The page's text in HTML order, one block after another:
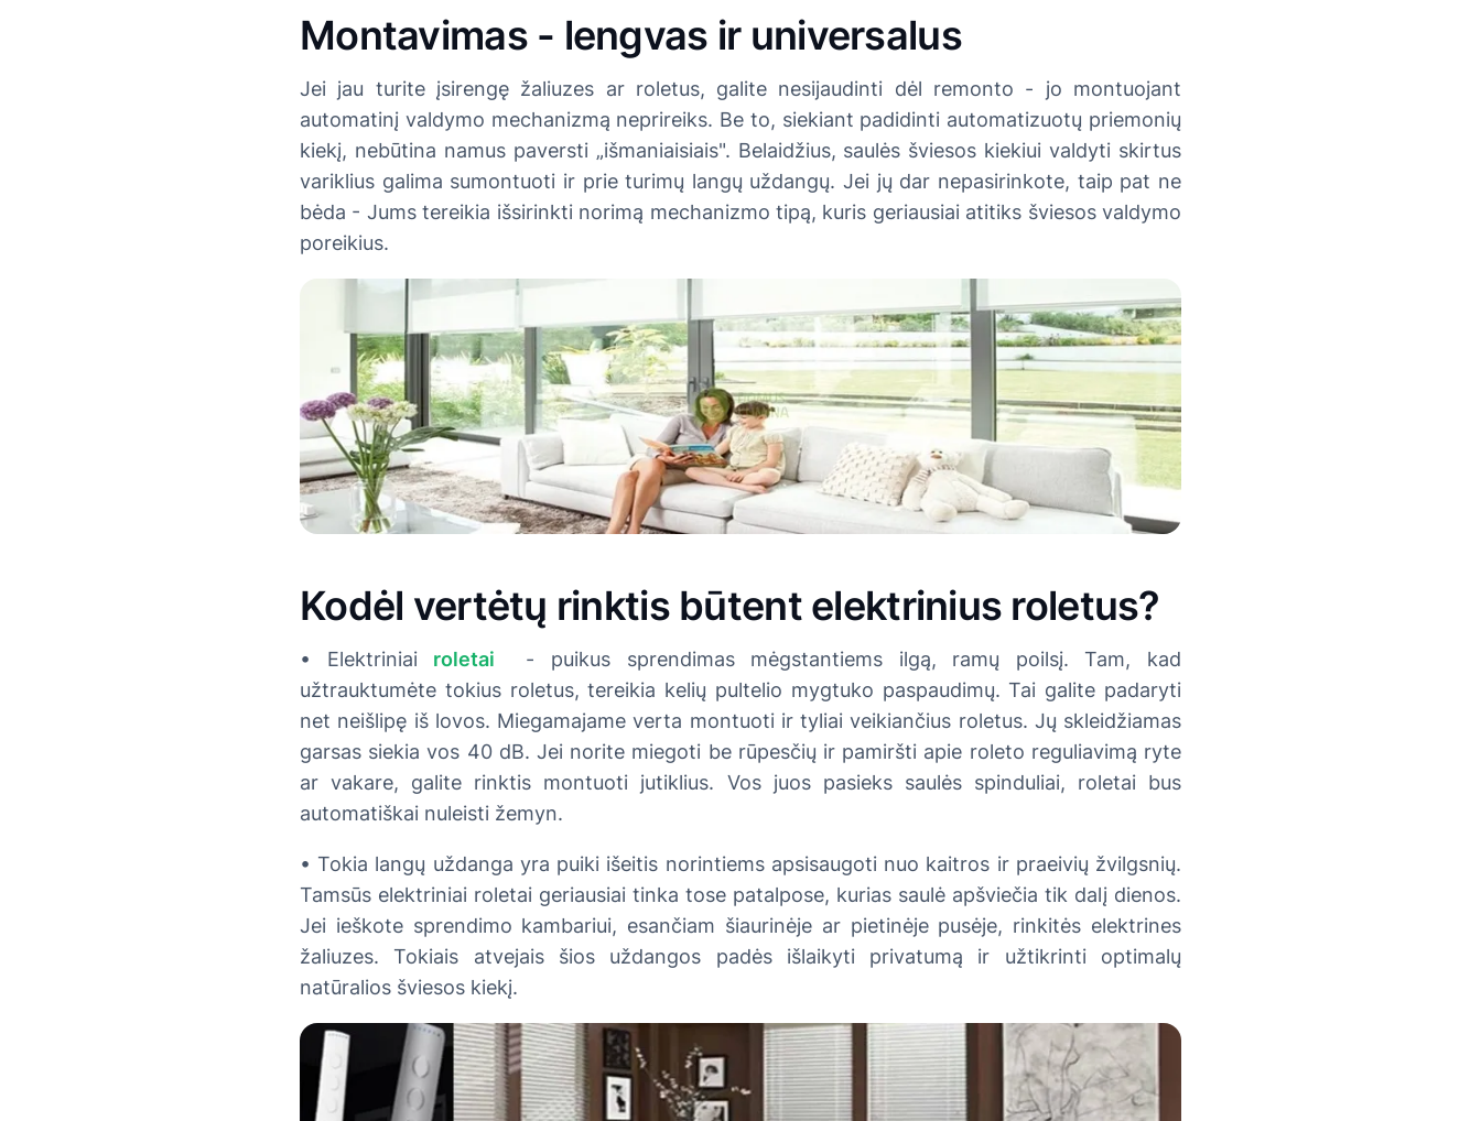
Montavimas - lengvas ir universalus
Jei jau turite įsirengę žaliuzes ar roletus, galite nesijaudinti dėl remonto - jo montuojant
automatinį valdymo mechanizmą neprireiks. Be to, siekiant padidinti automatizuotų priemonių
kiekį, nebūtina namus paversti „išmaniaisiais". Belaidžius, saulės šviesos kiekiui valdyti skirtus
variklius galima sumontuoti ir prie turimų langų uždangų. Jei jų dar nepasirinkote, taip pat ne
bėda - Jums tereikia išsirinkti norimą mechanizmo tipą, kuris geriausiai atitiks šviesos valdymo
poreikius.
Kodėl vertėtų rinktis būtent elektrinius roletus?
• Elektriniai roletai
- puikus sprendimas mėgstantiems ilgą, ramų poilsį. Tam, kad
užtrauktumėte tokius roletus, tereikia kelių pultelio mygtuko paspaudimų. Tai galite padaryti
net neišlipę iš lovos. Miegamajame verta montuoti ir tyliai veikiančius roletus. Jų skleidžiamas
garsas siekia vos 40 dB. Jei norite miegoti be rūpesčių ir pamiršti apie roleto reguliavimą ryte
ar vakare, galite rinktis montuoti jutiklius. Vos juos pasieks saulės spinduliai, roletai bus
automatiškai nuleisti žemyn.
• Tokia langų uždanga yra puiki išeitis norintiems apsisaugoti nuo kaitros ir praeivių žvilgsnių.
Tamsūs elektriniai roletai geriausiai tinka tose patalpose, kurias saulė apšviečia tik dalį dienos.
Jei ieškote sprendimo kambariui, esančiam šiaurinėje ar pietinėje pusėje, rinkitės elektrines
žaliuzes. Tokiais atvejais šios uždangos padės išlaikyti privatumą ir užtikrinti optimalų
natūralios šviesos kiekį.